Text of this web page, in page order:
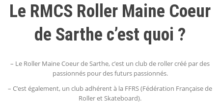
Le RMCS Roller Maine Coeur
de Sarthe c’est quoi ?
– Le Roller Maine Coeur de Sarthe, c’est un club de roller créé par des
passionnés pour des futurs passionnés.
– C’est également, un club adhérent à la FFRS (Fédération Française de
Roller et Skateboard).